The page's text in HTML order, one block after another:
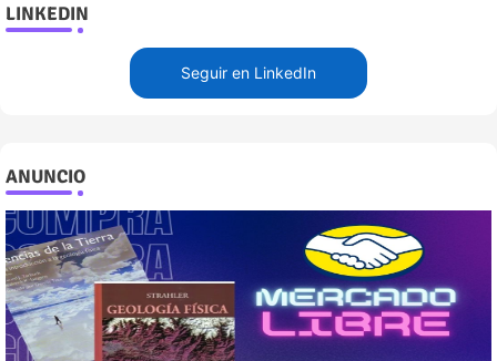
LINKEDIN
Seguir en LinkedIn
ANUNCIO